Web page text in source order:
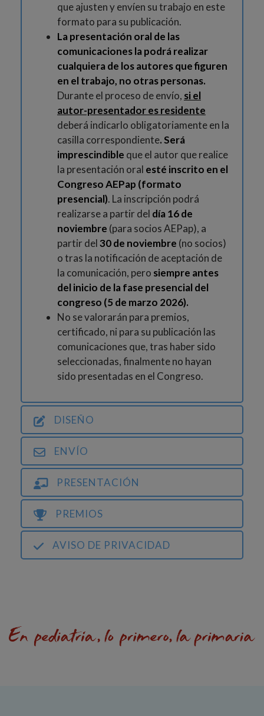
que ajusten y envíen su trabajo en este
formato para su publicación.
La presentación oral de las
comunicaciones la podrá realizar
cualquiera de los autores que figuren
en el trabajo, no otras personas.
Durante el proceso de envío, si el
autor-presentador es residente
deberá indicarlo obligatoriamente en la
casilla correspondiente.Será
imprescindible que el autor que realice
la presentación oral esté inscrito en el
Congreso AEPap (formato
presencial). La inscripción podrá
realizarse a partir del día 16 de
noviembre (para socios AEPap), a
partir del30 de noviembre (no socios)
o tras la notificación de aceptación de
la comunicación, pero siempre antes
del inicio de la fase presencial del
congreso (5 de marzo 2026).
No se valorarán para premios,
certificado, ni para su publicación las
comunicaciones que, tras haber sido
seleccionadas, finalmente no hayan
sido presentadas en el Congreso.
DISEÑO
ENVÍO
PRESENTACIÓN
PREMIOS
AVISO DE PRIVACIDAD